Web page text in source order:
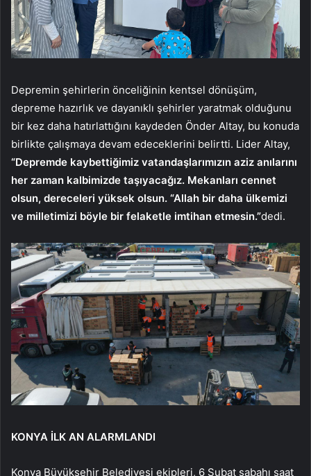
Depremin şehirlerin önceliğinin kentsel dönüşüm,
depreme hazırlık ve dayanıklı şehirler yaratmak olduğunu
bir kez daha hatırlattığını kaydeden Önder Altay, bu konuda
birlikte çalışmaya devam edeceklerini belirtti. Lider Altay,
“Depremde kaybettiğimiz vatandaşlarımızın aziz anılarını
her zaman kalbimizde taşıyacağız. Mekanları cennet
olsun, dereceleri yüksek olsun. “Allah bir daha ülkemizi
ve milletimizi böyle bir felaketle imtihan etmesin.”dedi.
KONYA İLK AN ALARMLANDI
Konya Büyükşehir Belediyesi ekipleri, 6 Şubat sabahı saat